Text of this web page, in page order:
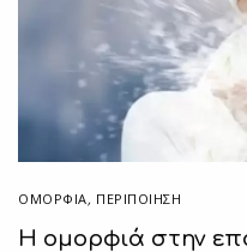
ΟΜΟΡΦΙΑ, ΠΕΡΙΠΟΊΗΣΗ
Η ομορφιά στην